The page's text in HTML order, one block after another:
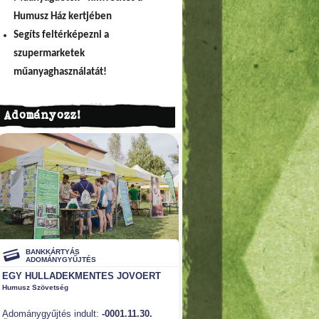
Humusz Ház kertjében
Segíts feltérképezni a
szupermarketek
műanyaghasználatát!
Adományozz!